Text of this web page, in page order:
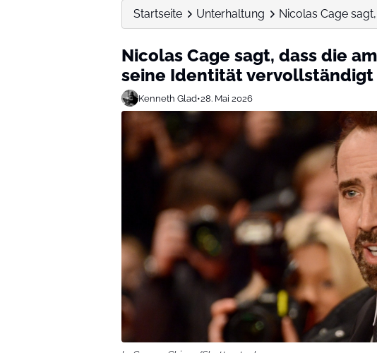
Startseite Unterhaltung Nicolas Cage
Nicolas Cage sagt, dass die
seine Identität vervollständigt
Kenneth Glad•28. Mai 2026